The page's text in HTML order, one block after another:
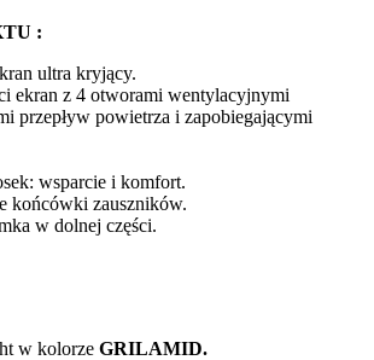
:
ultra kryjący.
ekran z 4 otworami wentylacyjnymi
przepływ powietrza i zapobiegającymi
wsparcie i komfort.
końcówki zauszników.
w dolnej części.
w kolorze GRILAMID.